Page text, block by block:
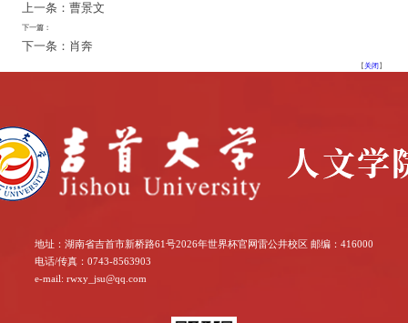
上一条：曹景文
下一篇：
下一条：肖奔
【关闭 】
地址：湖南省吉首市新桥路61号2026年世界杯官网雷公井校区 邮编：416000
电话/传真：0743-8563903
e-mail: rwxy_jsu@qq.com